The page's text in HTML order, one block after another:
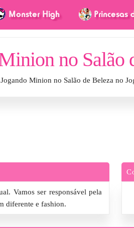
no Salão
Jogando Minion no Salão de Beleza no
Vamos ser responsável pela
diferente e fashion.